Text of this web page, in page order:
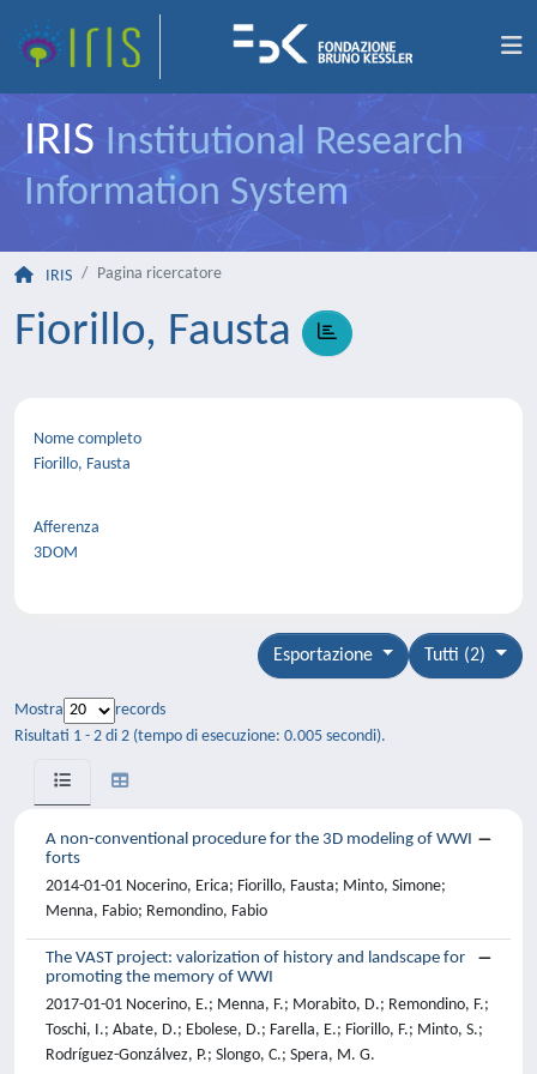
IRIS Institutional Research
Information System
IRIS Pagina ricercatore
Fiorillo, Fausta
Nome completo
Fiorillo, Fausta
Afferenza
3DOM
Tutti (2)
Esportazione
Mostra
records
Risultati 1 - 2 di 2 (tempo di esecuzione: 0.005 secondi).
A non-conventional procedure for the 3D modeling of WWI
forts
2014-01-01 Nocerino, Erica; Fiorillo, Fausta; Minto, Simone;
Menna, Fabio; Remondino, Fabio
The VAST project: valorization of history and landscape for
promoting the memory of WWI
2017-01-01 Nocerino, E.; Menna, F.; Morabito, D.; Remondino, F.;
Toschi, I.; Abate, D.; Ebolese, D.; Farella, E.; Fiorillo, F.; Minto, S.;
Rodríguez-Gonzálvez, P.; Slongo, C.; Spera, M. G.